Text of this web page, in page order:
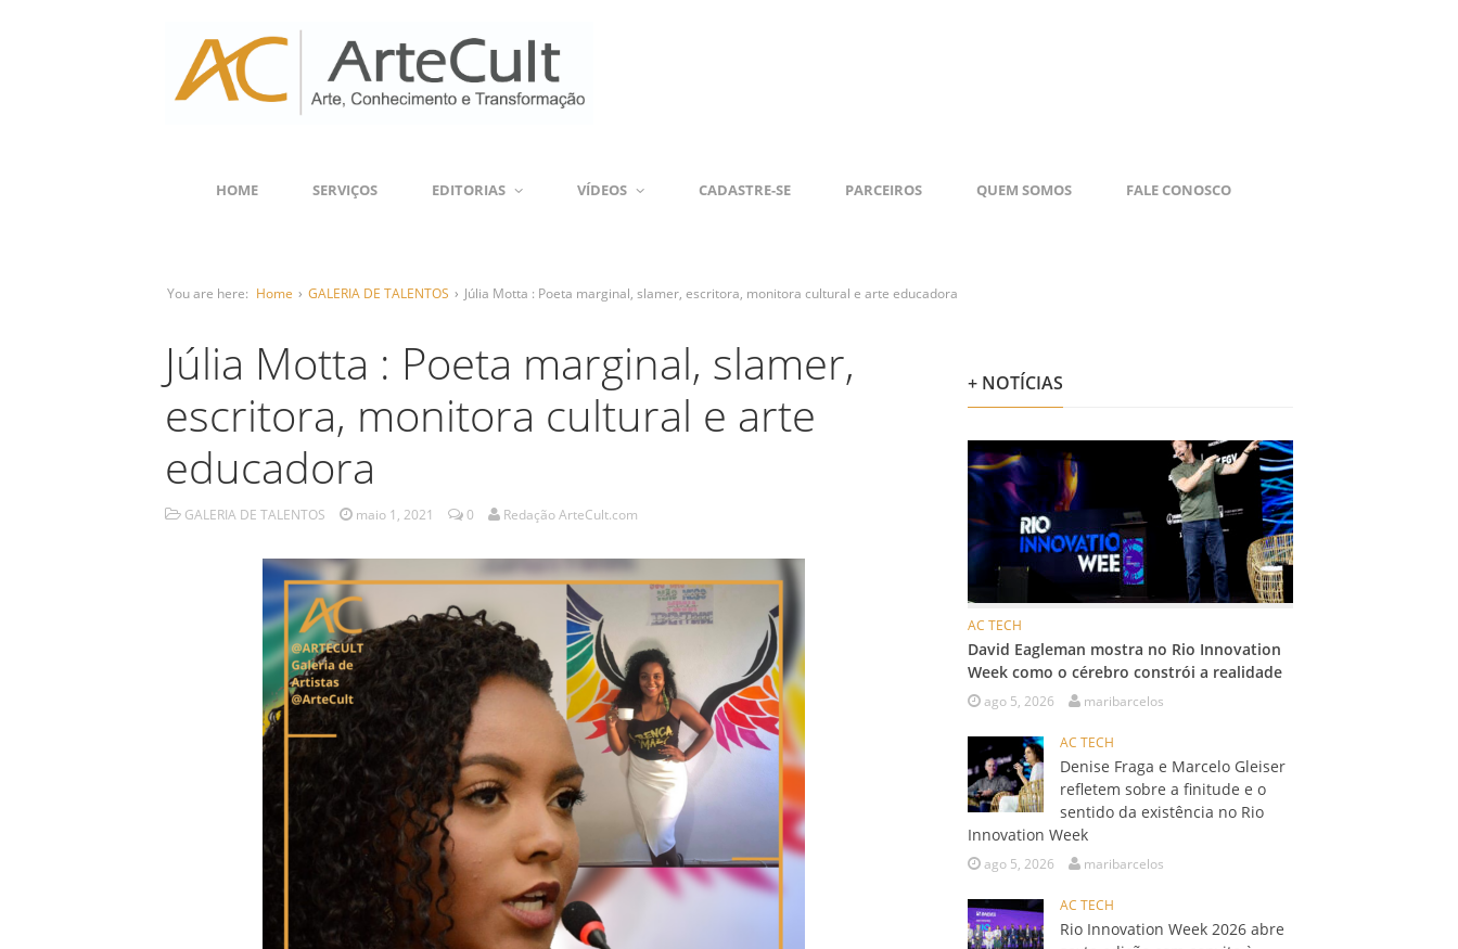
HOME SERVIÇOS EDITORIAS VÍDEOS CADASTRE-SE PARCEIROS QUEM SOMOS FALE CONOSCO
You are here: Home › GALERIA DE TALENTOS › Júlia Motta : Poeta marginal, slamer, escritora, monitora cultural e arte educadora
Júlia Motta : Poeta marginal, slamer,
escritora, monitora cultural e arte
educadora
GALERIA DE TALENTOS maio 1, 2021 0 Redação ArteCult.com
+ NOTÍCIAS
AC TECH
David Eagleman mostra no Rio Innovation
Week como o cérebro constrói a realidade
ago 5, 2026 maribarcelos
AC TECH
Denise Fraga e Marcelo Gleiser
refletem sobre a finitude e o
sentido da existência no Rio
Innovation Week
ago 5, 2026 maribarcelos
AC TECH
Rio Innovation Week 2026 abre